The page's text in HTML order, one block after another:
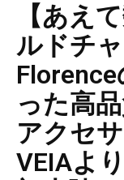
【あえ
ルドチ
った高
アクセ
VEIAよ